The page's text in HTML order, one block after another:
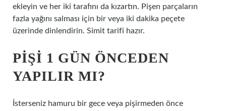
ekleyin ve her iki tarafını da kızartın. Pişen parçaların
fazla yağını salması için bir veya iki dakika peçete
üzerinde dinlendirin. Simit tarifi hazır.
PIŞI 1 GÜN ÖNCEDEN
YAPILIR MI?
İsterseniz hamuru bir gece veya pişirmeden önce